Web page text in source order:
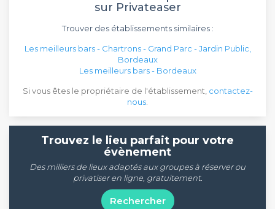
sur Privateaser
Trouver des établissements similaires :
Les meilleurs bars - Chartrons - Grand Parc - Jardin Public,
Bordeaux
Les meilleurs bars - Bordeaux
Si vous êtes le propriétaire de l'établissement, contactez-
nous
Trouvez le lieu parfait pour votre
évènement
Des milliers de lieux adaptés aux groupes à réserver ou
privatiser en ligne, gratuitement.
Rechercher